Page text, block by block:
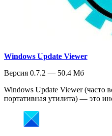
Windows Update Viewer
Версия 0.7.2 — 50.4 Мб
Windows Update Viewer (часто
портативная утилита) — это